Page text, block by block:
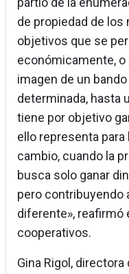
de propiedad de los
objetivos que se
económicamente, o
imagen de un
determinada, hasta
tiene por objetivo
ello representa
cambio, cuando la
busca solo ganar
pero contribuyendo
diferente», reafirmó
cooperativos.
Gina Rigol, directora